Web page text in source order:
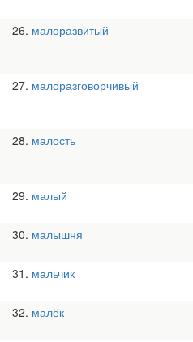
26 малоразвитый
27 малоразговорчивый
28 малость
29 малый
30 малышня
31 мальчик
32 малёк